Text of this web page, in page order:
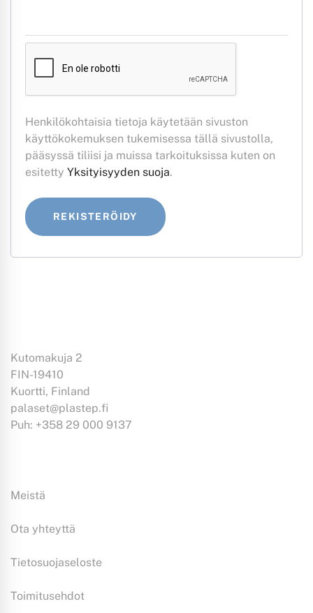
Henkilökohtaisia tietoja käytetään sivuston
käyttökokemuksen tukemisessa tällä sivustolla,
pääsyssä tiliisi ja muissa tarkoituksissa kuten on
esitetty Yksityisyyden suoja.
REKISTERÖIDY
Kutomakuja 2
FIN-19410
Kuortti, Finland
palaset@plastep.fi
Puh: +358 29 000 9137
Meistä
Ota yhteyttä
Tietosuojaseloste
Toimitusehdot